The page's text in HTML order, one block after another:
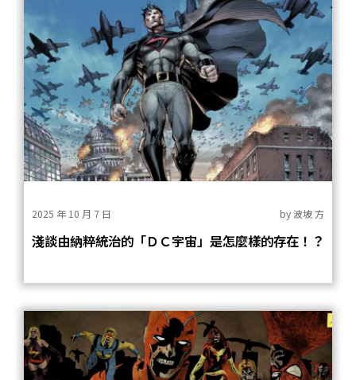
2025 年 10 月 7 日 by波坡 方
淺談由納粹統治的「ＤＣ宇宙」是怎麼樣的存在！？